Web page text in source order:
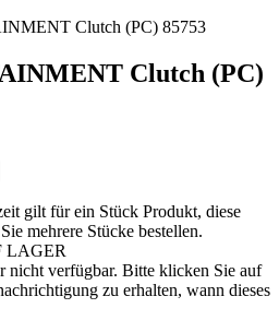
Clutch (PC)
gilt für ein Stück Produkt, diese
mehrere Stücke bestellen.
LAGER
nicht verfügbar. Bitte klicken Sie auf
zu erhalten, wann dieses